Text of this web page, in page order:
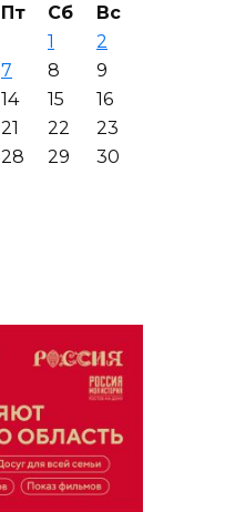
Пт Сб
Вс
1
2
7 8
9
14 15
16
21 22
23
28 29
30